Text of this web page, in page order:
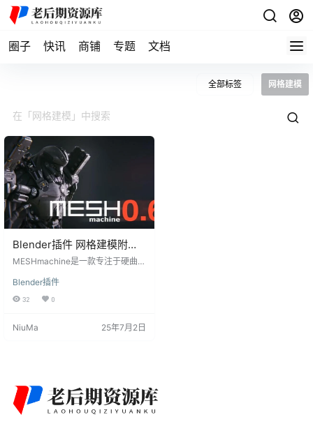
圈子 快讯 商铺 专题 文档
全部标签 网格建模
Blender插件 网格建模附加
程序 MESHmachine v0.14.1
MESHmachine是一款专注于硬曲面
没有细分曲面的情况下进行网格建
模。该插件提供了一系列强大的工
等，为用户提供了更灵活、高效的
增加模型细节。 斜角编辑： 实际编
辑和修复现有的…
Blender插件
32 0
NiuMa 25年7月2日